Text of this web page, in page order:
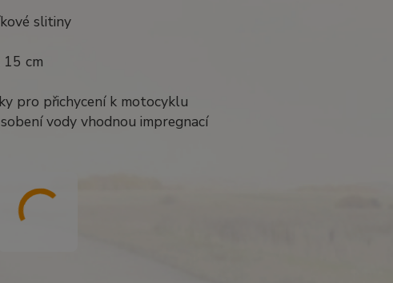
slitiny
cm
pro přichycení k motocyklu
vody vhodnou impregnací